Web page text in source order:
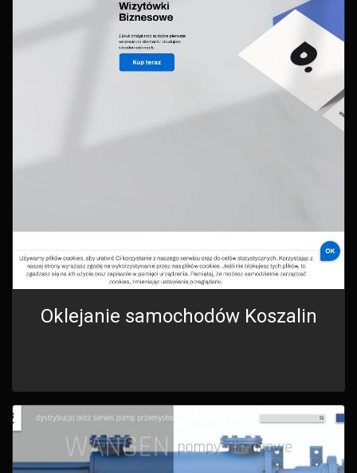
Oklejanie samochodów Koszalin